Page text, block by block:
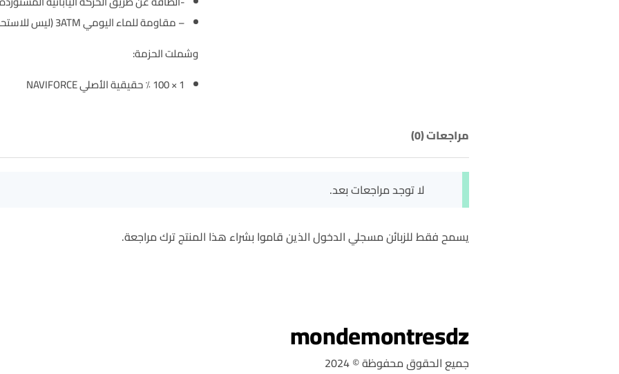
– مقاومة للماء اليومي 3ATM (ليس للاستحمام والسباحة)
وشملت الحزمة:
1 × 100 ٪ حقيقية الأصلي NAVIFORCE
مراجعات (0)
لا توجد مراجعات بعد.
يسمح فقط للزبائن مسجلي الدخول الذين قاموا بشراء هذا المنتج ترك مراجعة.
mondemontresdz
جميع الحقوق محفوظة © 2024